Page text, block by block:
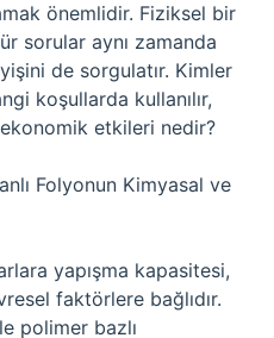
önemlidir. Fiziksel bir
sorular aynı zamanda
de sorgulatır. Kimler
koşullarda kullanılır,
etkileri nedir?
Folyonun Kimyasal ve
yapışma kapasitesi,
faktörlere bağlıdır.
polimer bazlı